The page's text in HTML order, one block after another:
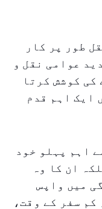
طور پر کار
عوامی نقل و
کی کوشش کرتا
ایک اہم قدم
اہم پہلو خود
ان کا وہ
میں واپس
سفر کے وقت،